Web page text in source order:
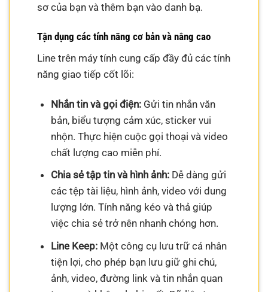
sơ của bạn và thêm bạn vào danh bạ.
Tận dụng các tính năng cơ bản và nâng cao
Line trên máy tính cung cấp đầy đủ các tính
năng giao tiếp cốt lõi:
Nhắn tin và gọi điện:Gửi tin nhắn văn
bản, biểu tượng cảm xúc, sticker vui
nhộn. Thực hiện cuộc gọi thoại và video
chất lượng cao miễn phí.
Chia sẻ tập tin và hình ảnh:Dễ dàng gửi
các tệp tài liệu, hình ảnh, video với dung
lượng lớn. Tính năng kéo và thả giúp
việc chia sẻ trở nên nhanh chóng hơn.
Line Keep:Một công cụ lưu trữ cá nhân
tiện lợi, cho phép bạn lưu giữ ghi chú,
ảnh, video, đường link và tin nhắn quan